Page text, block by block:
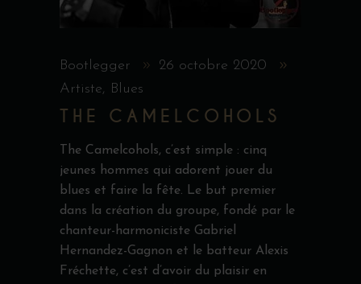
Bootlegger
26 octobre 2020
Artiste, Blues
THE CAMELCOHOLS
The Camelcohols, c’est simple : cinq
jeunes hommes qui adorent jouer du
blues et faire la fête. Le but premier
dans la création du groupe, fondé par le
chanteur-harmoniciste Gabriel
Hernandez-Gagnon et le batteur Alexis
Fréchette, c’est d’avoir du plaisir en